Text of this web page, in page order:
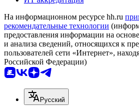
На информационном ресурсе hh.ru
рекомендательные технологии
предоставления информации на
и анализа сведений, относящихся к
пользователей сети «Интернет»,
Российской Федерации)
Русский